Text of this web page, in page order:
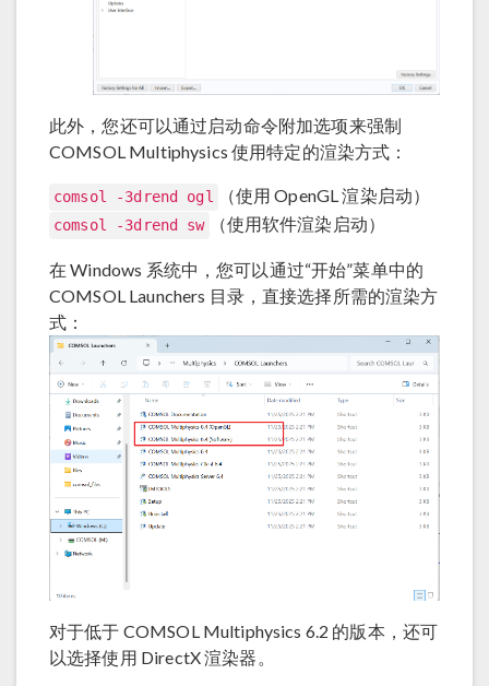
此外，您还可以通过启动命令附加选项来强制
COMSOL Multiphysics 使用特定的渲染方式：
comsol -3drend ogl （使用 OpenGL 渲染启动）
comsol -3drend sw （使用软件渲染启动）
在 Windows 系统中，您可以通过“开始”菜单中的
COMSOL Launchers 目录，直接选择所需的渲染方
式：
对于低于 COMSOL Multiphysics 6.2 的版本，还可
以选择使用 DirectX 渲染器。